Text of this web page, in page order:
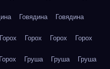
Говядина Говядина
Горох Горох Горох Горох
Горох Груша Груша Груша